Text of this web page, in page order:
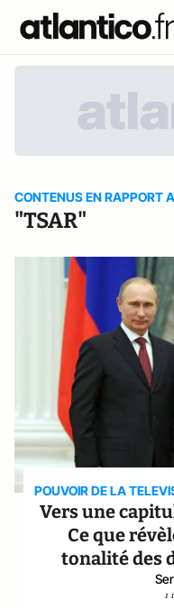
CONTENUS EN RAPPORT
"TSAR"
POUVOIR DE LA
Vers une
Ce que
tonalité des
1